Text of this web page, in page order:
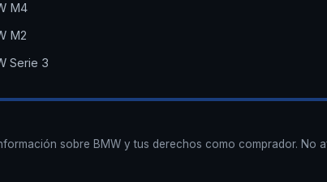
M4
M2
Serie 3
sobre BMW y tus derechos como comprador. No